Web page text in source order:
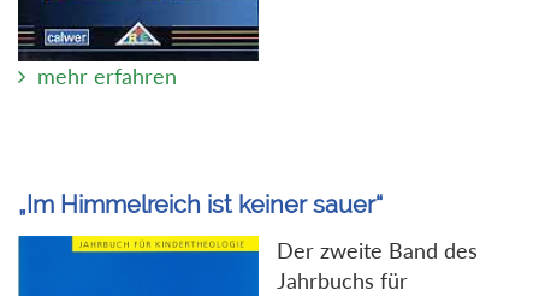
mehr erfahren
„Im Himmelreich ist keiner sauer“
Der zweite Band des
Jahrbuchs für